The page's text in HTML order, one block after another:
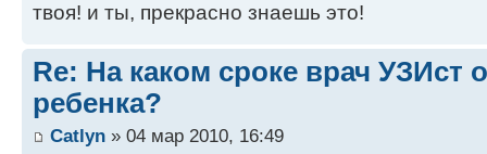
твоя! и ты, прекрасно знаешь это!
Re: На каком сроке врач УЗИст
ребенка?
Catlyn » 04 мар 2010, 16:49